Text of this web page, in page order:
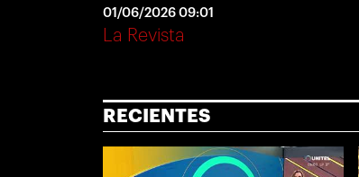
01/06/2026 09:01
La Revista
RECIENTES